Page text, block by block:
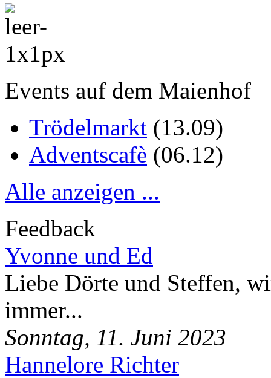
Events auf dem Maienhof
Trödelmarkt (13.09)
Adventscafè (06.12)
Alle anzeigen ...
Feedback
Yvonne und Ed
Liebe Dörte und Steffen,
immer...
Sonntag, 11. Juni 2023
Hannelore Richter